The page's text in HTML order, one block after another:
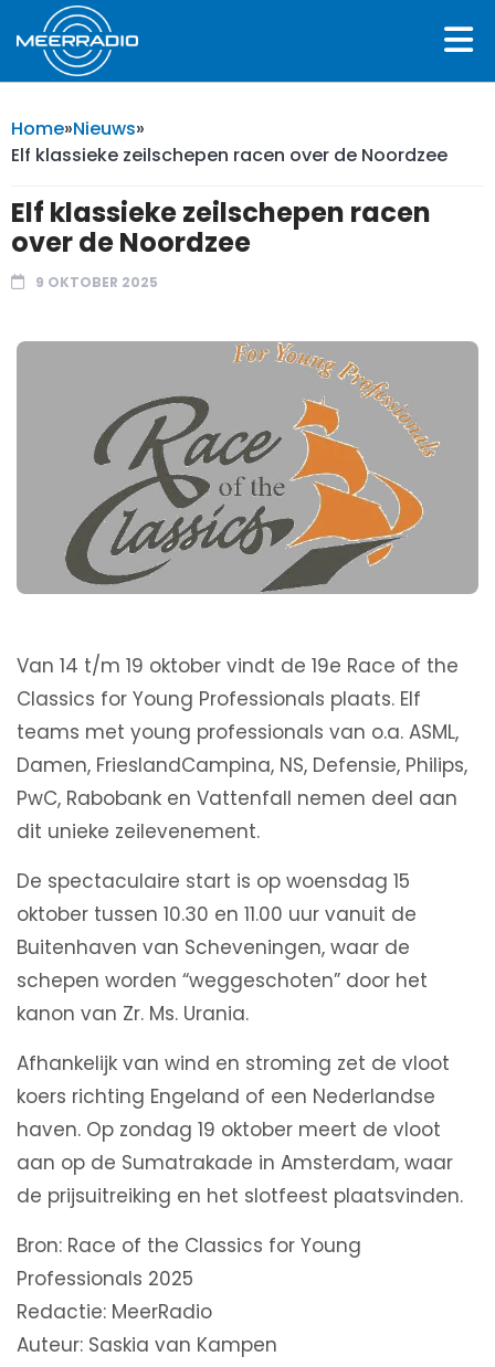
Home»Nieuws»
Elf klassieke zeilschepen racen over de Noordzee
Elf klassieke zeilschepen racen
over de Noordzee
9 OKTOBER 2025
Van 14 t/m 19 oktober vindt de 19e Race of the
Classics for Young Professionals plaats. Elf
teams met young professionals van o.a. ASML,
Damen, FrieslandCampina, NS, Defensie, Philips,
PwC, Rabobank en Vattenfall nemen deel aan
dit unieke zeilevenement.
De spectaculaire start is op woensdag 15
oktober tussen 10.30 en 11.00 uur vanuit de
Buitenhaven van Scheveningen, waar de
schepen worden “weggeschoten” door het
kanon van Zr. Ms. Urania.
Afhankelijk van wind en stroming zet de vloot
koers richting Engeland of een Nederlandse
haven. Op zondag 19 oktober meert de vloot
aan op de Sumatrakade in Amsterdam, waar
de prijsuitreiking en het slotfeest plaatsvinden.
Bron: Race of the Classics for Young
Professionals 2025
Redactie: MeerRadio
Auteur: Saskia van Kampen